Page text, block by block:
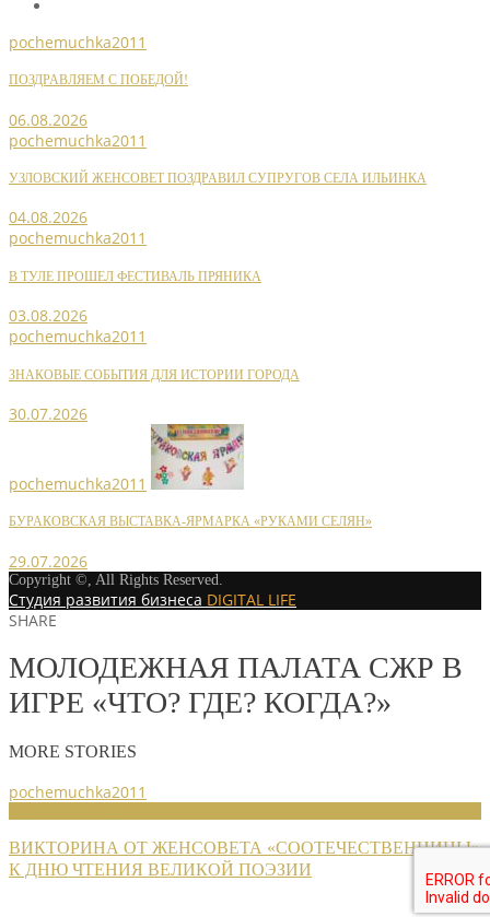
pochemuchka2011
ПОЗДРАВЛЯЕМ С ПОБЕДОЙ!
06.08.2026
pochemuchka2011
УЗЛОВСКИЙ ЖЕНСОВЕТ ПОЗДРАВИЛ СУПРУГОВ СЕЛА ИЛЬИНКА
04.08.2026
pochemuchka2011
В ТУЛЕ ПРОШЕЛ ФЕСТИВАЛЬ ПРЯНИКА
03.08.2026
pochemuchka2011
ЗНАКОВЫЕ СОБЫТИЯ ДЛЯ ИСТОРИИ ГОРОДА
30.07.2026
pochemuchka2011
БУРАКОВСКАЯ ВЫСТАВКА-ЯРМАРКА «РУКАМИ СЕЛЯН»
29.07.2026
Copyright ©, All Rights Reserved.
Студия развития бизнеса DIGITAL LIFE
SHARE
МОЛОДЕЖНАЯ ПАЛАТА СЖР В
ИГРЕ «ЧТО? ГДЕ? КОГДА?»
MORE STORIES
pochemuchka2011
ВИКТОРИНА ОТ ЖЕНСОВЕТА «СООТЕЧЕСТВЕННИЦЫ»
К ДНЮ ЧТЕНИЯ ВЕЛИКОЙ ПОЭЗИИ